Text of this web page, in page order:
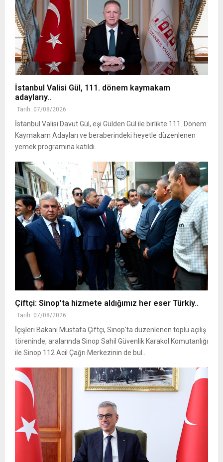
İstanbul Valisi Gül, 111. dönem kaymakam
adaylarıy..
Tarih: 07/08/2026
İstanbul Valisi Davut Gül, eşi Gülden Gül ile birlikte 111. Dönem
Kaymakam Adayları ve beraberindeki heyetle düzenlenen
yemek programına katıldı.
Çiftçi: Sinop’ta hizmete aldığımız her eser Türkiy..
Tarih: 07/08/2026
İçişleri Bakanı Mustafa Çiftçi, Sinop'ta düzenlenen toplu açılış
töreninde, aralarında Sinop Sahil Güvenlik Karakol Komutanlığı
ile Sinop 112 Acil Çağrı Merkezinin de bul..